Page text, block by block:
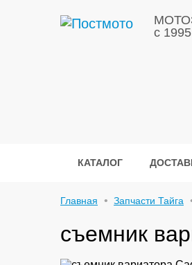
с
КАТАЛОГ
Главная Запчасти Тайга
съемник